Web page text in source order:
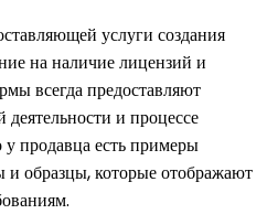
услуги создания
на наличие лицензий и
всегда предоставляют
и процессе
у продавца есть примеры
образцы, которые отображают